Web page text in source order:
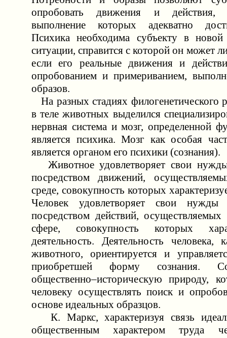
опробовать движения и действия,
выполнение которых адекватно
Психика необходима субъекту в
ситуации, справится с которой он может
если его реальные движения и
опробованием и примериванием,
образов.
На разных стадиях филогенетического
в теле животных выделился
нервная система и мозг, определенной
является психика. Мозг как особая
является органом его психики (сознания).
Животное удовлетворяет свои
посредством движений,
среде, совокупность которых
Человек удовлетворяет свои нужды
посредством действий,
сфере, совокупность которых
деятельность. Деятельность человека,
животного, ориентируется и
приобретшей форму сознания.
общественно–историческую природу,
человеку осуществлять поиск и
основе идеальных образцов.
К. Маркс, характеризуя связь
общественным характером труда